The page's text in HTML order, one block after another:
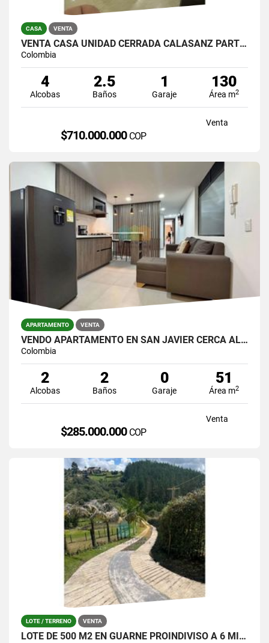
CASA VENTA
VENTA CASA UNIDAD CERRADA CALASANZ PARTE BAJA
Colombia
4
Alcobas
2.5
Baños
1
Garaje
130
Área m2
Venta
$710.000.000 COP
APARTAMENTO VENTA
VENDO APARTAMENTO EN SAN JAVIER CERCA AL METRO
Colombia
2
Alcobas
2
Baños
0
Garaje
51
Área m2
Venta
$285.000.000 COP
LOTE / TERRENO VENTA
LOTE DE 500 M2 EN GUARNE PROINDIVISO A 6 MINUTOS DE LA AUTOPISTA